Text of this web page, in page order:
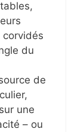
du
de
une
– ou